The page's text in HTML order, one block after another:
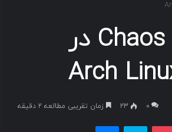
شناسایی و حذف بدافزار Chaos RAT در
۰ 23 زمان تقریبی مطالعه 2 دقیقه
پاکت اسکایپ